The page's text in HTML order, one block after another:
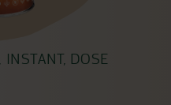
INSTANT, DOSE